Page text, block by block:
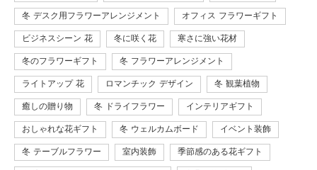
冬 デスク用フラワーアレンジメント オフィス フラワーギフト
ビジネスシーン 花 冬に咲く花 寒さに強い花材
冬のフラワーギフト 冬 フラワーアレンジメント
ライトアップ 花 ロマンチック デザイン 冬 観葉植物
癒しの贈り物 冬 ドライフラワー インテリアギフト
おしゃれな花ギフト 冬 ウェルカムボード イベント装飾
冬 テーブルフラワー 室内装飾 季節感のある花ギフト